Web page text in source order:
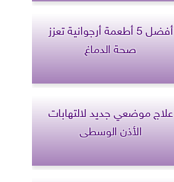
أفضل 5 أطعمة أرجوانية تعزز
صحة الدماغ
علاج موضعي جديد لالتهابات
الأذن الوسطى